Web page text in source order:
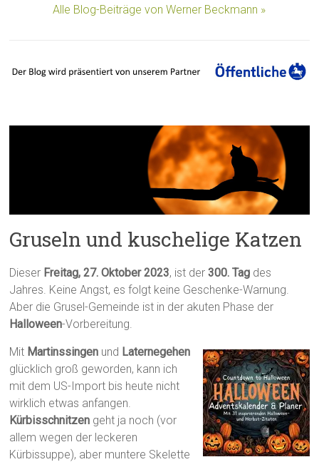
Alle Blog-Beiträge von Werner Beckmann »
Gruseln und kuschelige Katzen
Dieser Freitag, 27. Oktober 2023, ist der300. Tag des
Jahres. Keine Angst, es folgt keine Geschenke-Warnung.
Aber die Grusel-Gemeinde ist in der akuten Phase der
Halloween-Vorbereitung.
Mit Martinssingen und Laternegehen
glücklich groß geworden, kann ich
mit dem US-Import bis heute nicht
wirklich etwas anfangen.
Kürbisschnitzen geht ja noch (vor
allem wegen der leckeren
Kürbissuppe), aber muntere Skelette